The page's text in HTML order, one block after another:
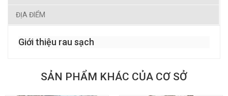
ĐỊA ĐIỂM
Giới thiệu rau sạch
SẢN PHẨM KHÁC CỦA CƠ SỞ